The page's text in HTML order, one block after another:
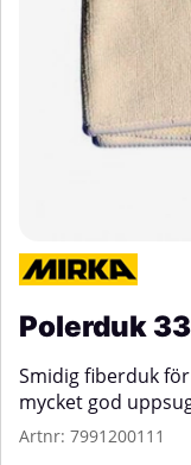
Polerduk
Smidig fiberduk
mycket god
Artnr: 7991200111